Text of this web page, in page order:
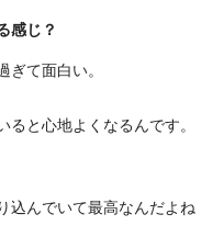
感じ？
て面白い。
と心地よくなるんです。
込んでいて最高なんだよね